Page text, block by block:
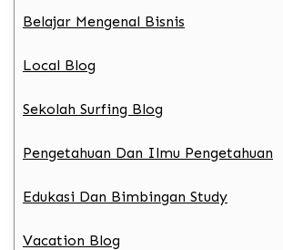
Belajar Mengenal Bisnis
Local Blog
Sekolah Surfing Blog
Pengetahuan Dan Ilmu Pengetahuan
Edukasi Dan Bimbingan Study
Vacation Blog